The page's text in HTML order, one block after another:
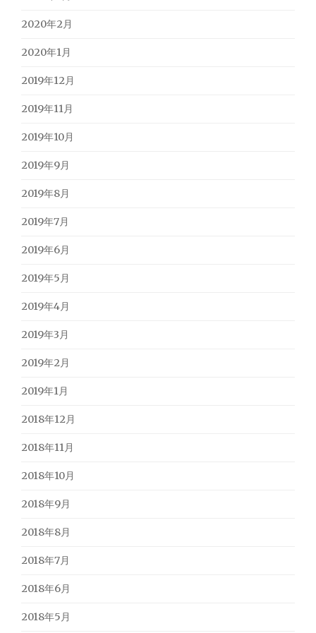
2020年2月
2020年1月
2019年12月
2019年11月
2019年10月
2019年9月
2019年8月
2019年7月
2019年6月
2019年5月
2019年4月
2019年3月
2019年2月
2019年1月
2018年12月
2018年11月
2018年10月
2018年9月
2018年8月
2018年7月
2018年6月
2018年5月